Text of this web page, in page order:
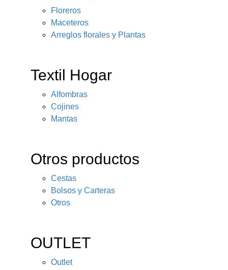
Floreros
Maceteros
Arreglos florales y Plantas
Textil Hogar
Alfombras
Cojines
Mantas
Otros productos
Cestas
Bolsos y Carteras
Otros
OUTLET
Outlet